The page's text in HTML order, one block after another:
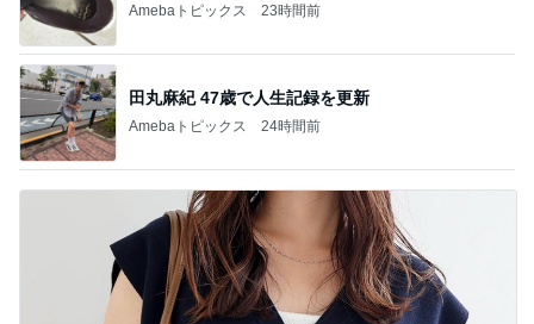
Amebaトピックス 23時間前
田丸麻紀 47歳で人生記録を更新
Amebaトピックス 24時間前